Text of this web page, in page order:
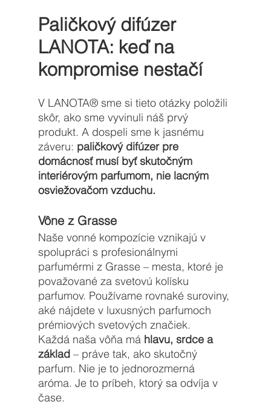
Paličkový difúzer
LANOTA: keď na
kompromise nestačí
V LANOTA® sme si tieto otázky položili
skôr, ako sme vyvinuli náš prvý
produkt. A dospeli sme k jasnému
záveru: paličkový difúzer pre
domácnosť musí byť skutočným
interiérovým parfumom, nie lacným
osviežovačom vzduchu.
Vône z Grasse
Naše vonné kompozície vznikajú v
spolupráci s profesionálnymi
parfumérmi z Grasse – mesta, ktoré je
považované za svetovú kolísku
parfumov. Používame rovnaké suroviny,
aké nájdete v luxusných parfumoch
prémiových svetových značiek.
Každá naša vôňa má hlavu, srdce a
základ – práve tak, ako skutočný
parfum. Nie je to jednorozmerná
aróma. Je to príbeh, ktorý sa odvíja v
čase.